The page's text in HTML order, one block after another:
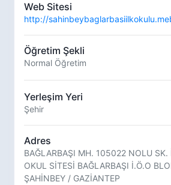
Web Sitesi
http://
Öğretim Şekli
Normal Öğretim
Yerleşim Yeri
Şehir
Adres
BAĞLARBAŞI MH. 105022 NOLU SK.
OKUL SİTESİ BAĞLARBAŞI İ.Ö.O
ŞAHİNBEY / GAZİANTEP